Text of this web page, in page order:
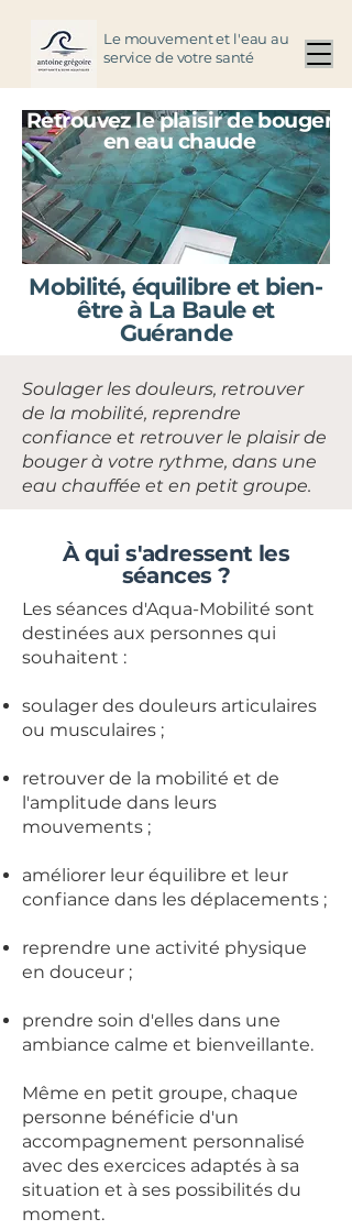
Le mouvement et l'eau au
service de votre santé
Retrouvez le plaisir de bouger
en eau chaude
Mobilité, équilibre et bien-
être à La Baule et
Guérande
Soulager les douleurs, retrouver
de la mobilité, reprendre
confiance et retrouver le plaisir de
bouger à votre rythme, dans une
eau chauffée et en petit groupe.
À qui s'adressent les
séances ?
Les séances d'Aqua-Mobilité sont
destinées aux personnes qui
souhaitent :
soulager des douleurs articulaires
ou musculaires ;
retrouver de la mobilité et de
l'amplitude dans leurs
mouvements ;
améliorer leur équilibre et leur
confiance dans les déplacements ;
reprendre une activité physique
en douceur ;
prendre soin d'elles dans une
ambiance calme et bienveillante.
Même en petit groupe, chaque
personne bénéficie d'un
accompagnement personnalisé
avec des exercices adaptés à sa
situation et à ses possibilités du
moment.